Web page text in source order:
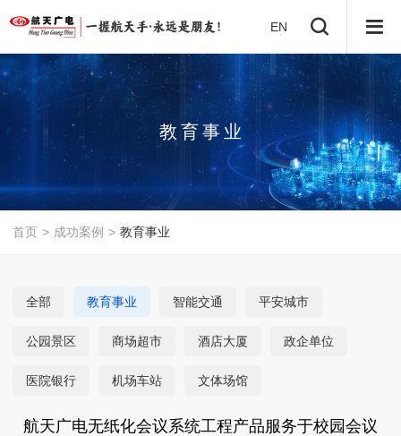
EN
教 育事 业
首页 > 成功案例 > 教育事业
全部 教育事业 智能交通 平安城市
公园景区 商场超市 酒店大厦 政企单位
医院银行 机场车站 文体场馆
航天广电无纸化会议系统工程产品服务于校园会议